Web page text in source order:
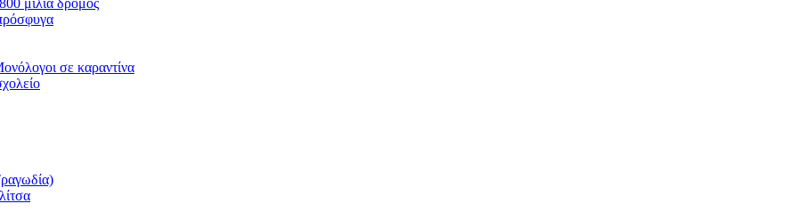
μίλια δρόμος
σε καραντίνα